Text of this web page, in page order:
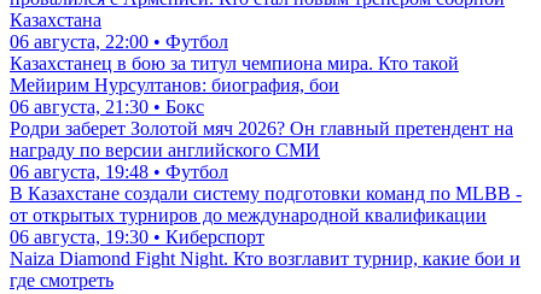
Казахстана
06 августа, 22:00 • Футбол
Казахстанец в бою за титул чемпиона мира. Кто такой
Мейирим Нурсултанов: биография, бои
06 августа, 21:30 • Бокс
Родри заберет Золотой мяч 2026? Он главный претендент на
награду по версии английского СМИ
06 августа, 19:48 • Футбол
В Казахстане создали систему подготовки команд по MLBB -
от открытых турниров до международной квалификации
06 августа, 19:30 • Киберспорт
Naiza Diamond Fight Night. Кто возглавит турнир, какие бои и
где смотреть